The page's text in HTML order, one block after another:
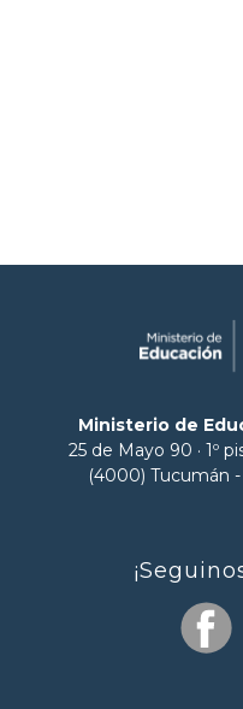
Ministerio de
25 de Mayo 90 · 1º
(4000) Tucumán